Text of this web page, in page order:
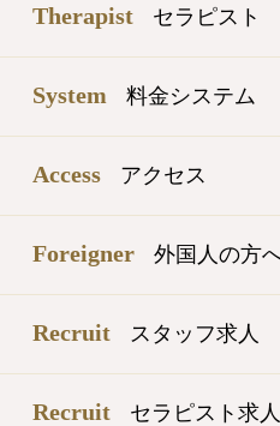
Therapist セラピスト
System 料金システム
Access アクセス
Foreigner 外国人の方
Recruit スタッフ求人
Recruit セラピスト求人